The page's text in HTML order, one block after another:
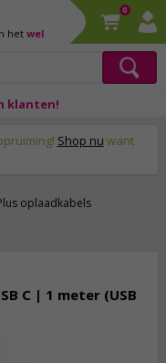
het wel
0
klanten!
Shop nu want
oplaadkabels
C | 1 meter (USB